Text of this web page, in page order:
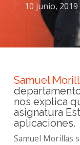
10 junio, 2019
Samuel
nos explica
asignatura
aplicaciones.
Samuel Morillas